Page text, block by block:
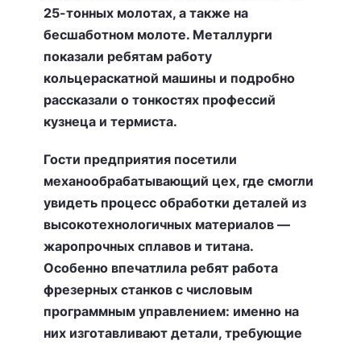
25-тонных молотах, а также на
бесшаботном молоте. Металлурги
показали ребятам работу
кольцераскатной машины и подробно
рассказали о тонкостях профессий
кузнеца и термиста.
Гости предприятия посетили
механообрабатывающий цех, где смогли
увидеть процесс обработки деталей из
высокотехнологичных материалов —
жаропрочных сплавов и титана.
Особенно впечатлила ребят работа
фрезерных станков с числовым
программным управлением: именно на
них изготавливают детали, требующие